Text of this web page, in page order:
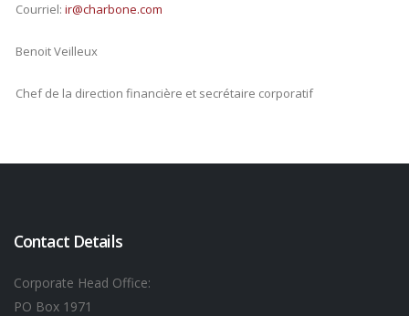
Courriel:ir@charbone.com
Benoit Veilleux
Chef de la direction financière et secrétaire corporatif
Contact Details
Corporate Head Office:
PO Box 1971